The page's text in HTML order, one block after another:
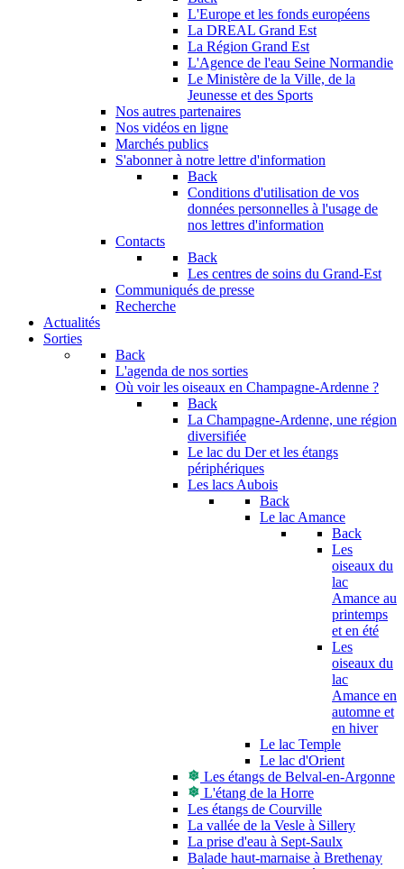
L'Europe et les fonds européens
La DREAL Grand Est
La Région Grand Est
L'Agence de l'eau Seine Normandie
Le Ministère de la Ville, de la
Jeunesse et des Sports
Nos autres partenaires
Nos vidéos en ligne
Marchés publics
S'abonner à notre lettre d'information
Back
Conditions d'utilisation de vos
données personnelles à l'usage de
nos lettres d'information
Contacts
Back
Les centres de soins du Grand-Est
Communiqués de presse
Recherche
Actualités
Sorties
Back
L'agenda de nos sorties
Où voir les oiseaux en Champagne-Ardenne ?
Back
La Champagne-Ardenne, une région
diversifiée
Le lac du Der et les étangs
périphériques
Les lacs Aubois
Back
Le lac Amance
Back
Les
oiseaux du
lac
Amance au
printemps
et en été
Les
oiseaux du
lac
Amance en
automne et
en hiver
Le lac Temple
Le lac d'Orient
Les étangs de Belval-en-Argonne
L'étang de la Horre
Les étangs de Courville
La vallée de la Vesle à Sillery
La prise d'eau à Sept-Saulx
Balade haut-marnaise à Brethenay